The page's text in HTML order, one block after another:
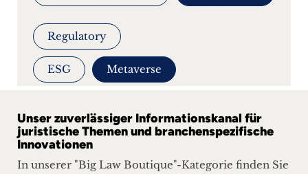
Events
+
Blog
Regulatory
ESG Metaverse
Unser zuverlässiger Informationskanal für
juristische Themen und branchenspezifische
Innovationen
In unserer "Big Law Boutique"-Kategorie finden Sie